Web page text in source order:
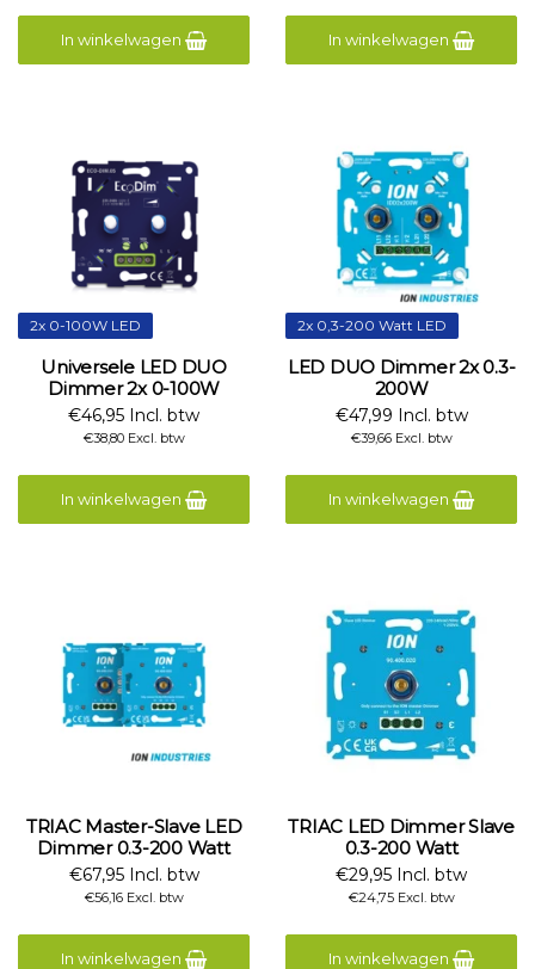
In winkelwagen In winkelwagen
2x 0-100W LED
Universele LED DUO
Dimmer 2x 0-100W
€46,95 Incl. btw
€38,80 Excl. btw
In winkelwagen
2x 0,3-200 Watt LED
LED DUO Dimmer 2x 0.3-
200W
€47,99 Incl. btw
€39,66 Excl. btw
In winkelwagen
TRIAC Master-Slave LED
Dimmer 0.3-200 Watt
€67,95 Incl. btw
€56,16 Excl. btw
In winkelwagen
TRIAC LED Dimmer Slave
0.3-200 Watt
€29,95 Incl. btw
€24,75 Excl. btw
In winkelwagen